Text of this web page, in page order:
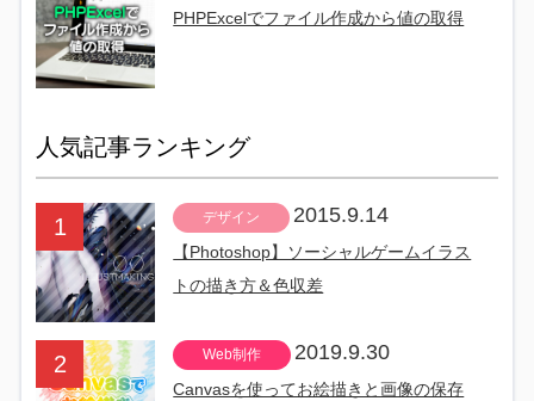
PHPExcelでファイル作成から値の取得
人気記事ランキング
デザイン 2015.9.14
【Photoshop】ソーシャルゲームイラス
トの描き方＆色収差
Web制作 2019.9.30
Canvasを使ってお絵描きと画像の保存